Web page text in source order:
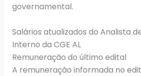
governamental.
Salários atualizados do Analista
Interno da CGE AL
Remuneração do último edital
A remuneração informada no